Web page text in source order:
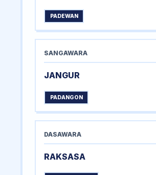
PADEWAN
SANGAWARA
JANGUR
PADANGON
DASAWARA
RAKSASA